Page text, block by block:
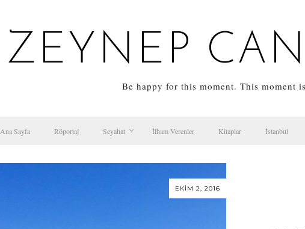
ZEYNEP
Be happy for this moment. This moment
Ana Sayfa Röportaj Seyahat İlham Verenler Kitaplar İstanbul
EKIM 2, 2016